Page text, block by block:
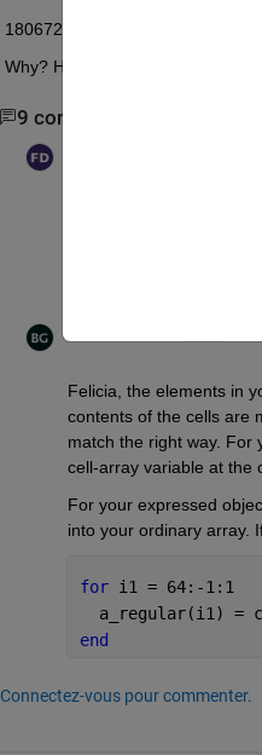
180672064x1
Why? How can I resolve this
9 commentaires Afficher 7
Bjorn Gustavsson
Felicia, the elements in
contents of the cells are
match the right way. For
cell-array variable at the
For your expressed
into your ordinary array.
for i1 = 64:-1:1
a_regular(i1) =
end
Connectez-vous pour commenter.